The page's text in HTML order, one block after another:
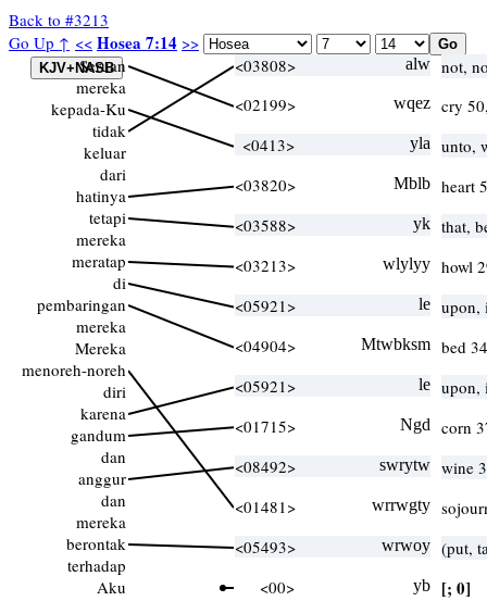
Back to #3213
Go Up ↑ << Hosea 7:14 >>
Seruan
mereka
kepada-Ku
tidak
keluar
dari
hatinya
tetapi
mereka
meratap
di
pembaringan
mereka
Mereka
menoreh-noreh
diri
karena
gandum
dan
anggur
dan
mereka
berontak
terhadap
Aku
<03808> alw not,
<02199>
wqez cry
<0413>
yla
unto,
<03820>
Mblb heart
<03588>
yk that,
<03213>
wlylyy howl
<05921>
le
<04904>
Mtwbksm bed
<05921>
le
<01715>
Ngd
corn
<08492>
swrytw wine
<01481>
wrrwgty
<05493>
wrwoy (put,
<00>
yb [; 0]